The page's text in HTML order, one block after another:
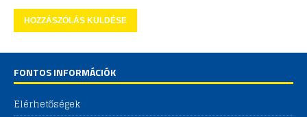
FONTOS INFORMÁCIÓK
Elérhetőségek